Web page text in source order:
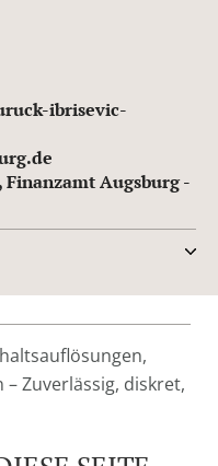
ibrisevic-
Finanzamt Augsburg -
Zuverlässig, diskret,